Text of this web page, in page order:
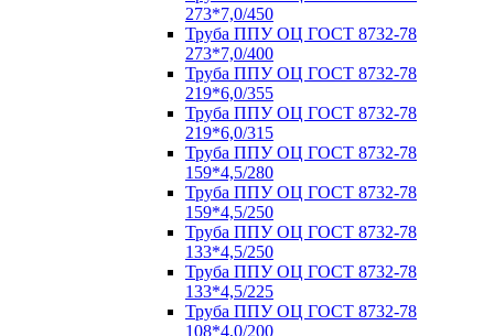
273*7,0/450
Труба ППУ ОЦ ГОСТ 8732-78
273*7,0/400
Труба ППУ ОЦ ГОСТ 8732-78
219*6,0/355
Труба ППУ ОЦ ГОСТ 8732-78
219*6,0/315
Труба ППУ ОЦ ГОСТ 8732-78
159*4,5/280
Труба ППУ ОЦ ГОСТ 8732-78
159*4,5/250
Труба ППУ ОЦ ГОСТ 8732-78
133*4,5/250
Труба ППУ ОЦ ГОСТ 8732-78
133*4,5/225
Труба ППУ ОЦ ГОСТ 8732-78
108*4,0/200